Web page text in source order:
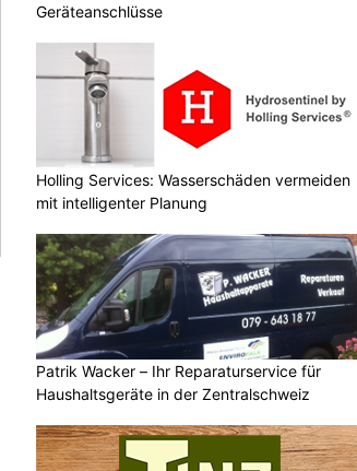
Geräteanschlüsse
Holling Services: Wasserschäden vermeiden
mit intelligenter Planung
Patrik Wacker – Ihr Reparaturservice für
Haushaltsgeräte in der Zentralschweiz